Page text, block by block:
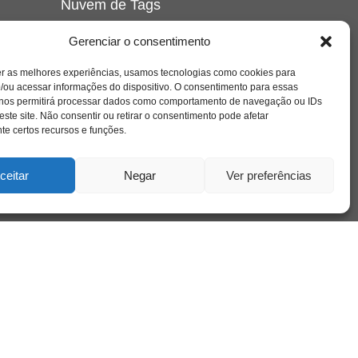
Gerenciar o consentimento
as melhores experiências, usamos tecnologias como cookies para
ou acessar informações do dispositivo. O consentimento para essas
permitirá processar dados como comportamento de navegação ou IDs
site. Não consentir ou retirar o consentimento pode afetar
certos recursos e funções.
Negar Ver preferências
Nuvem de Tags
crianca cuidado cultura depressao
educação família filme
freud infância insight jung liberdade livro
loucura luto maternidade
psicologia relato